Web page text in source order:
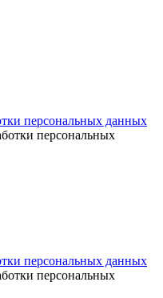
персональных данных
персональных
персональных данных
персональных